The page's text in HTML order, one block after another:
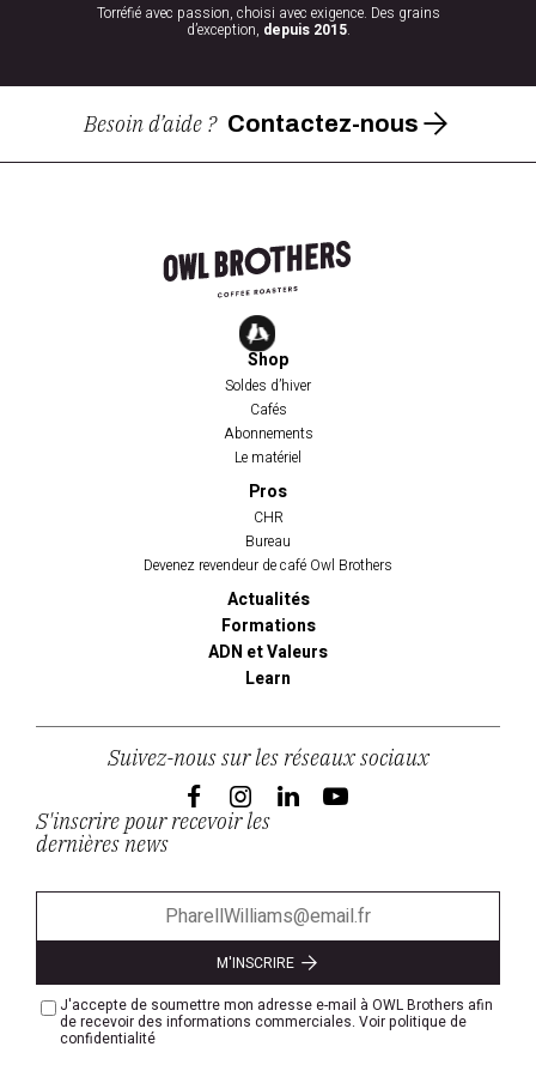
Torréfié avec passion, choisi avec exigence. Des grains
d’exception, depuis 2015.
Besoin d’aide ? Contactez-nous
Shop
Soldes d’hiver
Cafés
Abonnements
Le matériel
Pros
CHR
Bureau
Devenez revendeur de café Owl Brothers
Actualités
Formations
ADN et Valeurs
Learn
Suivez-nous sur les réseaux sociaux
S'inscrire pour recevoir les
dernières news
M'INSCRIRE
J'accepte de soumettre mon adresse e-mail à OWL Brothers afin
de recevoir des informations commerciales. Voir politique de
confidentialité